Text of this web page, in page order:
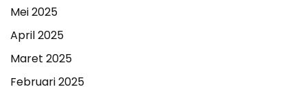
Mei 2025
April 2025
Maret 2025
Februari 2025